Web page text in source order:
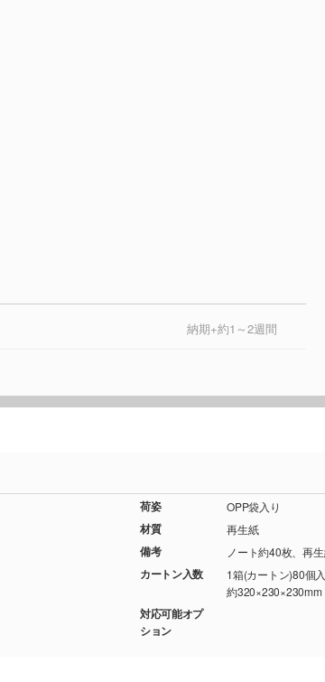
納期+約1～2週間
荷姿 OPP袋入り
材質 再生紙
備考 ノート約40枚、再
カートン入数
1箱(カートン)80個
約320×230×230mm
対応可能オプ
ション